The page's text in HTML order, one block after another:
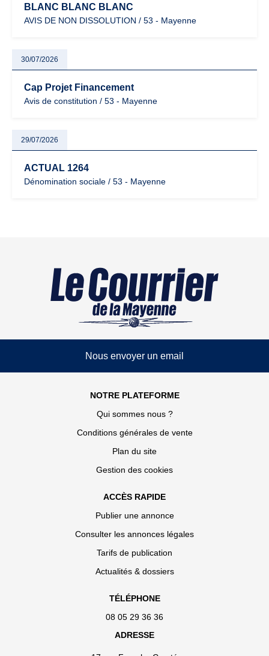
BLANC BLANC BLANC
AVIS DE NON DISSOLUTION / 53 - Mayenne
30/07/2026
Cap Projet Financement
Avis de constitution / 53 - Mayenne
29/07/2026
ACTUAL 1264
Dénomination sociale / 53 - Mayenne
Nous envoyer un email
NOTRE PLATEFORME
Qui sommes nous ?
Conditions générales de vente
Plan du site
Gestion des cookies
ACCÈS RAPIDE
Publier une annonce
Consulter les annonces légales
Tarifs de publication
Actualités & dossiers
TÉLÉPHONE
08 05 29 36 36
ADRESSE